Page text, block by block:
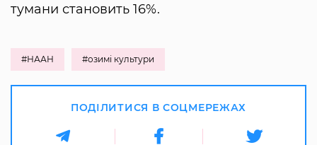
тумани становить 16%.
#НААН #озимі культури
ПОДІЛИТИСЯ В СОЦМЕРЕЖАХ